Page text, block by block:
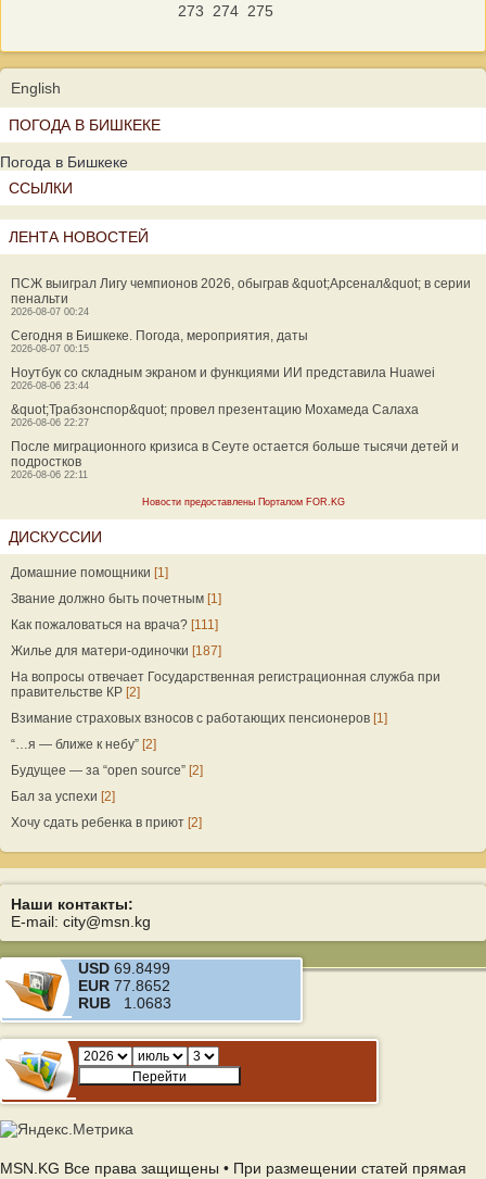
273
274 275
English
ПОГОДА В БИШКЕКЕ
Погода в Бишкеке
ССЫЛКИ
ЛЕНТА НОВОСТЕЙ
ПСЖ выиграл Лигу чемпионов 2026, обыграв &quot;Арсенал&quot; в серии
пенальти
2026-08-07 00:24
Сегодня в Бишкеке. Погода, мероприятия, даты
2026-08-07 00:15
Ноутбук со складным экраном и функциями ИИ представила Huawei
2026-08-06 23:44
&quot;Трабзонспор&quot; провел презентацию Мохамеда Салаха
2026-08-06 22:27
После миграционного кризиса в Сеуте остается больше тысячи детей и
подростков
2026-08-06 22:11
Новости предоставлены Порталом FOR.KG
ДИСКУССИИ
Домашние помощники [1]
Звание должно быть почетным [1]
Как пожаловаться на врача? [111]
Жилье для матери-одиночки [187]
На вопросы отвечает Государственная регистрационная служба при
правительстве КР [2]
Взимание страховых взносов с работающих пенсионеров [1]
“…я — ближе к небу” [2]
Будущее — за “open source” [2]
Бал за успехи [2]
Хочу сдать ребенка в приют [2]
Наши контакты:
E-mail: city@msn.kg
USD 69.8499
EUR 77.8652
RUB 1.0683
MSN.KG Все права защищены • При размещении статей прямая